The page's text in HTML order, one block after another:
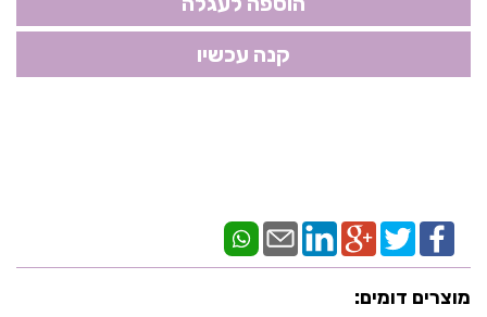
מוצרים דומים: